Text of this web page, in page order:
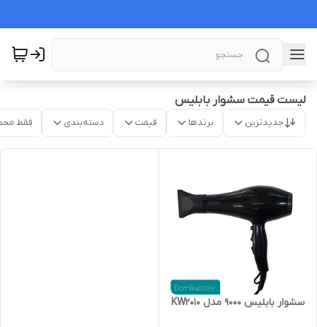
لیست قیمت سشوار بابلیس
جدیدترین برندها قیمت دسته‌بندی فقط
سشوار بابلیس ۹۰۰۰ مدل KW2010